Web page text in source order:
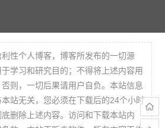
性个人博客，博客所发布的一切源
学习和研究目的；不得将上述内容用
则，一切后果请用户自负。本站信息
站无关，您必须在下载后的24个小时
删除上述内容。访问和下载本站内